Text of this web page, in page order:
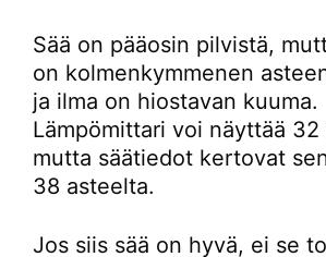
Sää on pääosin pilvistä,
on kolmenkymmenen
ja ilma on hiostavan kuuma.
Lämpömittari voi näyttää 32
mutta säätiedot kertovat
38 asteelta.
Jos siis sää on hyvä, ei se